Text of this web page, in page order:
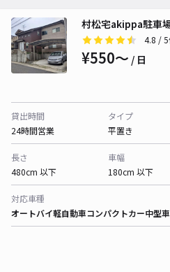
村松宅akippa駐車
4.8 /
¥550〜 / 日
貸出時間
24時間営業
タイプ
平置き
長さ
480cm 以下
車幅
180cm 以下
対応車種
オートバイ軽自動車コンパクトカー中型車